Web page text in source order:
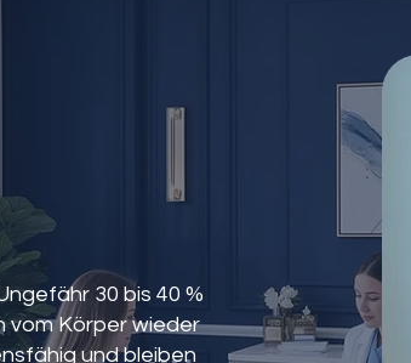
30 bis 40 %
vom Körper wieder
und bleiben